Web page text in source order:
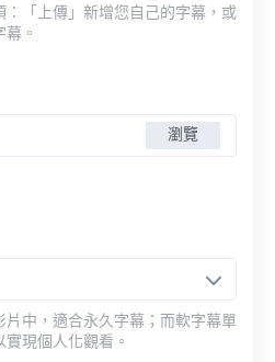
「上傳」新增您自己的字幕，或
。
瀏覽
中，適合永久字幕；而軟字幕單
現個人化觀看。